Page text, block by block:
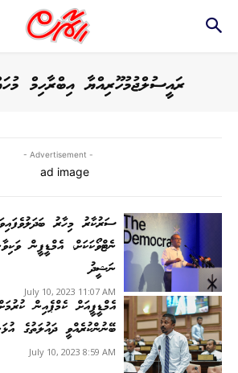
ރައީސުލްޖުމުހޫރިއްޔާ އިބްރާހިމް
- Advertisement -
ސަރުކާރު މިހާރު
ނެޓްވޯކަކަށް، އެމްޑީޕީން
ނަޝީދު
July 10, 2023 11:07 AM
އެމްޑީޕީއަށް ކެމްޕެއިން
ބޭނުންކުރެއްވީ ދައުލަތުގެ
July 10, 2023 8:59 AM